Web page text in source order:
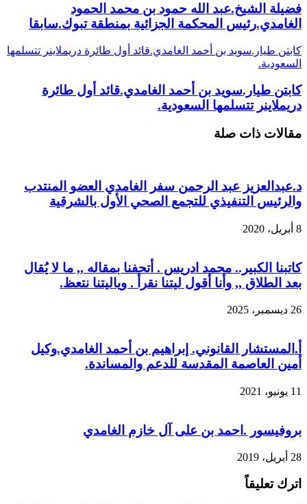
فضيلة الشيخ.عبد الله حمود بن محمد الحمود
الغامدي.رئيس المحكمة الجزائية بمنطقة تبوك.سابقا
كابتن طيار.سويد بن أحمد الغامدي.قائد أول طائرة دريملاينر تتسلمها
السعودية.
كابتن طيار.سويد بن أحمد الغامدي.قائد أول طائرة
دريملاينر تتسلمها السعودية.
مقالات ذات صلة
د.عبدالعزيز عبد الرحمن سفر الغامدي العضو المنتدب
والرئيس التنفيذي للتجمع الصحي الأول بالشرقية
8 أبريل، 2020
كاتبنا الكبير.. محمد ادريس . أتحفنا بمقاله ,, ما لا يُقال
بعد الطلاق ,, وأنا أقول ليتنا نقرأ . وياليتنا نتعظ.
26 ديسمبر، 2025
أ.المستشار القانوني. إبراهيم بن أحمد الغامدي.وكيل
أمين العاصمة المقدسة للدعم والمساندة.
11 يونيو، 2021
بروفيسور .احمد بن على آل خازم الغامدي
28 أبريل، 2019
اترك تعليقاً